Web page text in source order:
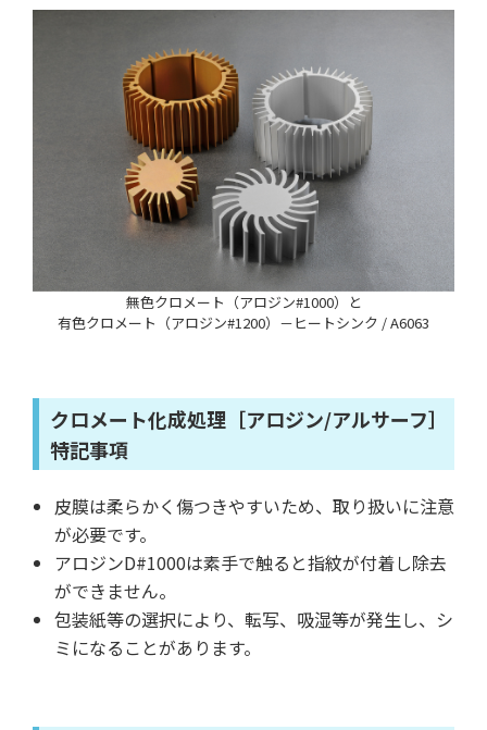
無色クロメート（アロジン#1000）と
有色クロメート（アロジン#1200）－ヒートシンク / A6063
クロメート化成処理［アロジン/アルサーフ］
特記事項
皮膜は柔らかく傷つきやすいため、取り扱いに注意
が必要です。
アロジンD#1000は素手で触ると指紋が付着し除去
ができません。
包装紙等の選択により、転写、吸湿等が発生し、シ
ミになることがあります。